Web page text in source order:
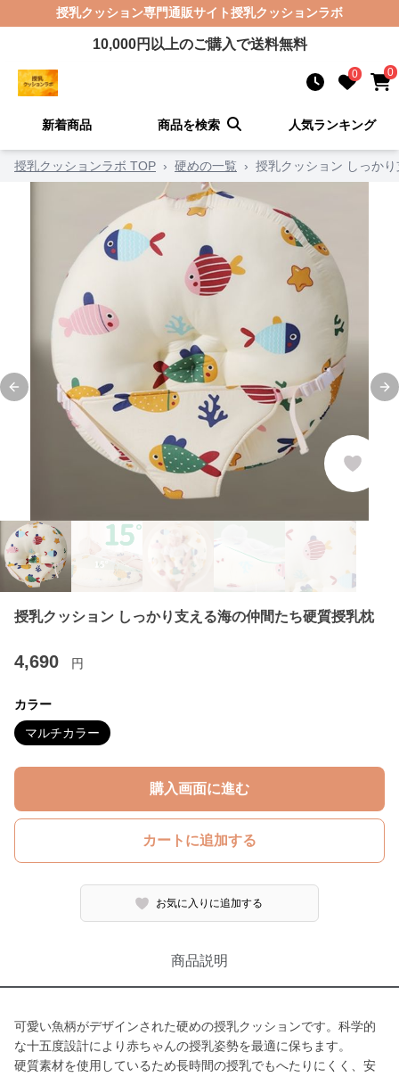
授乳クッション専門通販サイト授乳クッションラボ
10,000円以上のご購入で送料無料
0 0
新着商品 商品を検索 人気ランキング
授乳クッションラボ TOP › 硬めの一覧 › 授乳クッション しっか
Previous slide
授乳クッション しっかり支える海の仲間たち硬質授乳枕
4,690 円
カラー
マルチカラー
購入画面に進む
カートに追加する
お気に入りに追加する
商品説明
可愛い魚柄がデザインされた硬めの授乳クッションです。科学的
な十五度設計により赤ちゃんの授乳姿勢を最適に保ちます。
硬質素材を使用しているため長時間の授乳でもへたりにくく、安